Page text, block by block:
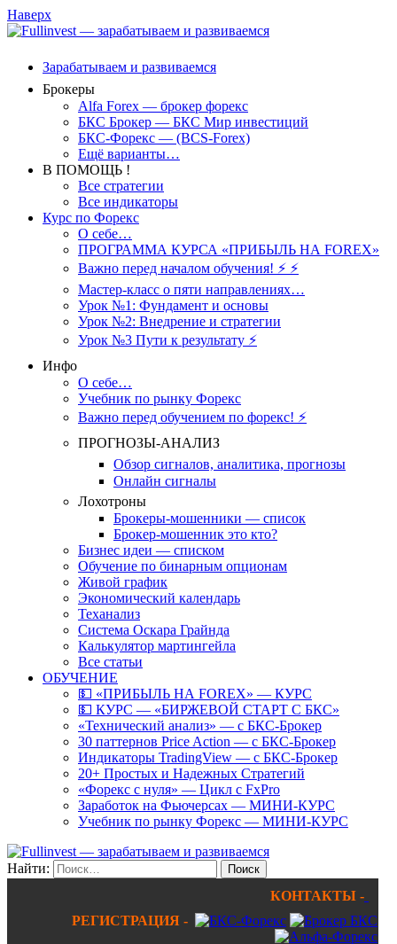
Наверх
Зарабатываем и развиваемся
Брокеры
Alfa Forex — брокер форекс
БКС Брокер — БКС Мир инвестиций
БКС-Форекс — (BCS-Forex)
Ещё варианты…
В ПОМОЩЬ !
Все стратегии
Все индикаторы
Курс по Форекс
О себе…
ПРОГРАММА КУРСА «ПРИБЫЛЬ НА FOREX»
Важно перед началом обучения! ⚡ ⚡
Мастер-класс о пяти направлениях…
Урок №1: Фундамент и основы
Урок №2: Внедрение и стратегии
Урок №3 Пути к результату ⚡️
Инфо
О себе…
Учебник по рынку Форекс
Важно перед обучением по форекс! ⚡
ПРОГНОЗЫ-АНАЛИЗ
Обзор сигналов, аналитика, прогнозы
Онлайн сигналы
Лохотроны
Брокеры-мошенники — список
Брокер-мошенник это кто?
Бизнес идеи — списком
Обучение по бинарным опционам
Живой график
Экономический календарь
Теханализ
Система Оскара Грайнда
Калькулятор мартингейла
Все статьи
ОБУЧЕНИЕ
💵 «ПРИБЫЛЬ НА FOREX» — КУРС
💵 КУРС — «БИРЖЕВОЙ СТАРТ С БКС»
«Технический анализ» — с БКС-Брокер
30 паттернов Price Action — с БКС-Брокер
Индикаторы TradingView — с БКС-Брокер
20+ Простых и Надежных Стратегий
«Форекс с нуля» — Цикл с FxPro
Заработок на Фьючерсах — МИНИ-КУРС
Учебник по рынку Форекс — МИНИ-КУРС
Найти:
КОНТАКТЫ -
РЕГИСТРАЦИЯ -